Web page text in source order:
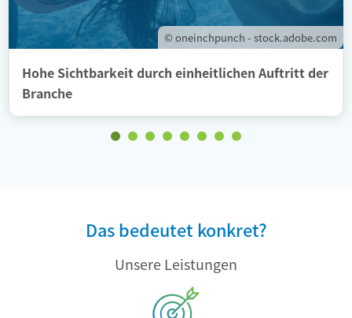
© oneinchpunch - stock.adobe.com
Hohe Sichtbarkeit durch einheitlichen Auftritt der
Branche
Das bedeutet konkret?
Unsere Leistungen